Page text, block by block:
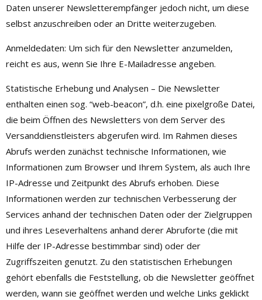
Daten unserer Newsletterempfänger jedoch nicht, um diese
selbst anzuschreiben oder an Dritte weiterzugeben.
Anmeldedaten: Um sich für den Newsletter anzumelden,
reicht es aus, wenn Sie Ihre E-Mailadresse angeben.
Statistische Erhebung und Analysen – Die Newsletter
enthalten einen sog. “web-beacon”, d.h. eine pixelgroße Datei,
die beim Öffnen des Newsletters von dem Server des
Versanddienstleisters abgerufen wird. Im Rahmen dieses
Abrufs werden zunächst technische Informationen, wie
Informationen zum Browser und Ihrem System, als auch Ihre
IP-Adresse und Zeitpunkt des Abrufs erhoben. Diese
Informationen werden zur technischen Verbesserung der
Services anhand der technischen Daten oder der Zielgruppen
und ihres Leseverhaltens anhand derer Abruforte (die mit
Hilfe der IP-Adresse bestimmbar sind) oder der
Zugriffszeiten genutzt. Zu den statistischen Erhebungen
gehört ebenfalls die Feststellung, ob die Newsletter geöffnet
werden, wann sie geöffnet werden und welche Links geklickt